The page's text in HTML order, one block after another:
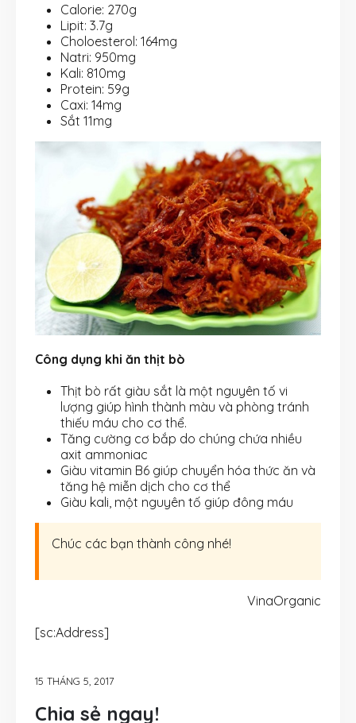
Calorie: 270g
Lipit: 3.7g
Choloesterol: 164mg
Natri: 950mg
Kali: 810mg
Protein: 59g
Caxi: 14mg
Sắt 11mg
Công dụng khi ăn thịt bò
Thịt bò rất giàu sắt là một nguyên tố vi
lượng giúp hình thành màu và phòng tránh
thiếu máu cho cơ thể.
Tăng cường cơ bắp do chúng chứa nhiều
axit ammoniac
Giàu vitamin B6 giúp chuyển hóa thức ăn và
tăng hệ miễn dịch cho cơ thể
Giàu kali, một nguyên tố giúp đông máu
Chúc các bạn thành công nhé!
VinaOrganic
[sc:Address]
15 THÁNG 5, 2017
Chia sẻ ngay!